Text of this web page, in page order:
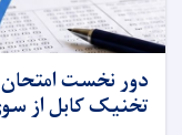
دور نخست امتحان
‌تخنیک کابل از